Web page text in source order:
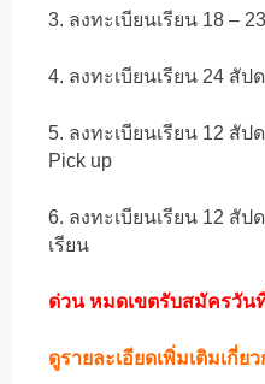
3. ลงทะเบียนเรียน 18 –
4. ลงทะเบียนเรียน 24 สั
5. ลงทะเบียนเรียน 12 สั
Pick up
6. ลงทะเบียนเรียน 12 สั
เรียน
ด่วน หมดเขตรับสมัครวัน
ดูรายละเอียดเพิ่มเติมเกี่ย